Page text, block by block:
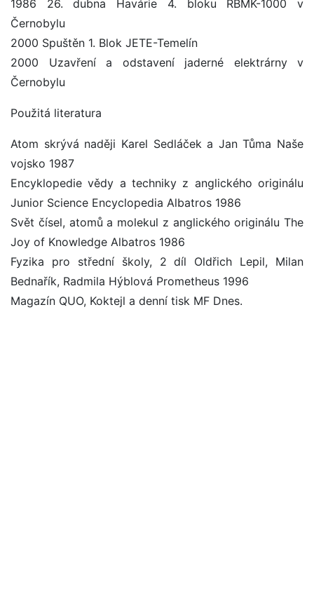
1986 26. dubna Havárie 4. bloku RBMK-1000 v
Černobylu
2000 Spuštěn 1. Blok JETE-Temelín
2000 Uzavření a odstavení jaderné elektrárny v
Černobylu
Použitá literatura
Atom skrývá naději Karel Sedláček a Jan Tůma Naše
vojsko 1987
Encyklopedie vědy a techniky z anglického originálu
Junior Science Encyclopedia Albatros 1986
Svět čísel, atomů a molekul z anglického originálu The
Joy of Knowledge Albatros 1986
Fyzika pro střední školy, 2 díl Oldřich Lepil, Milan
Bednařík, Radmila Hýblová Prometheus 1996
Magazín QUO, Koktejl a denní tisk MF Dnes.